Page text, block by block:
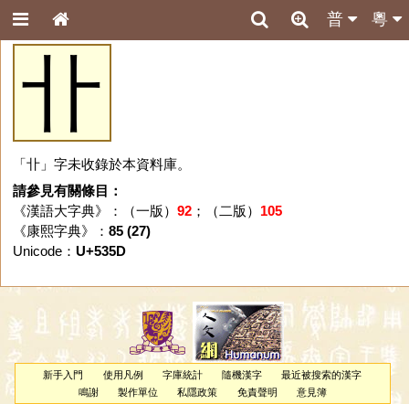
粵
普
卝
「卝」字未收錄於本資料庫。
請參見有關條目：
《漢語大字典》：（一版） 92；（二版） 105
《康熙字典》： 85 (27)
Unicode： U+535D
新手入門 使用凡例 字庫統計 隨機漢字
最近被搜索的漢字
鳴謝
製作單位 私隱政策 免責聲明 意見簿